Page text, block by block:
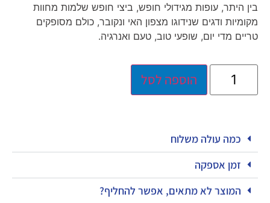
בין היתר, עופות מגידולי חופש, ביצי חופש שלמות מחוות
מקומיות ודגים שנידוגו מצפון האי ונקובר, כולם מסופקים
טריים מדי יום, שופעי טוב, טעם ואנרגיה.
הוספה לסל
כמה עולה משלוח
זמן אספקה
המוצר לא מתאים, אפשר להחליף?